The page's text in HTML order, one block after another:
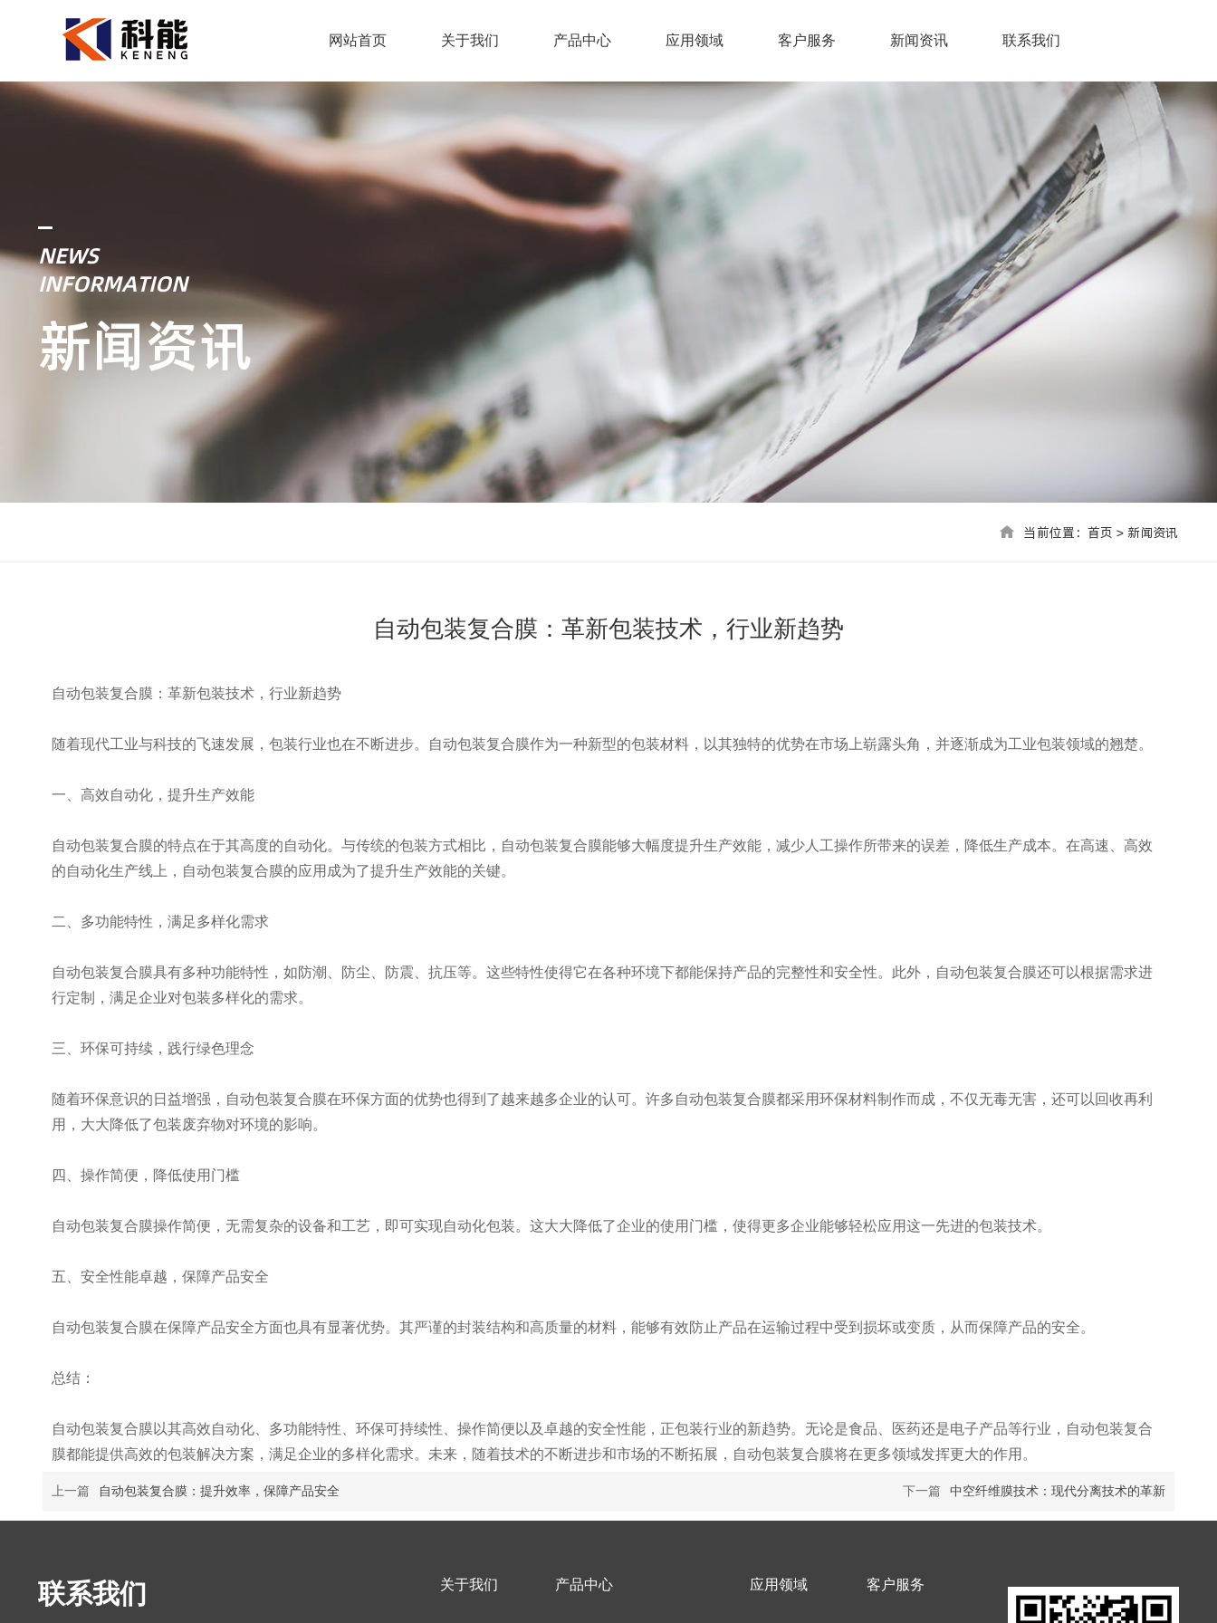
网站首页 关于我们 产品中心 应用领域 客户服务 新闻资讯 联系我们
NEWS
INFORMATION
新闻资讯
当前位置：首页 > 联系我们
当前位置： 首页 > 新闻资讯
自动包装复合膜：革新包装技术，行业新趋势
自动包装复合膜：革新包装技术，行业新趋势
随着现代工业与科技的飞速发展，包装行业也在不断进步。自动包装复合膜作为一种新型的包装材料，以其独特的优势在市场上崭露头角，并逐渐成为工业包装领域的翘楚。
一、高效自动化，提升生产效能
自动包装复合膜的特点在于其高度的自动化。与传统的包装方式相比，自动包装复合膜能够大幅度提升生产效能，减少人工操作所带来的误差，降低生产成本。在高速、高效
的自动化生产线上，自动包装复合膜的应用成为了提升生产效能的关键。
二、多功能特性，满足多样化需求
自动包装复合膜具有多种功能特性，如防潮、防尘、防震、抗压等。这些特性使得它在各种环境下都能保持产品的完整性和安全性。此外，自动包装复合膜还可以根据需求进
行定制，满足企业对包装多样化的需求。
三、环保可持续，践行绿色理念
随着环保意识的日益增强，自动包装复合膜在环保方面的优势也得到了越来越多企业的认可。许多自动包装复合膜都采用环保材料制作而成，不仅无毒无害，还可以回收再利
用，大大降低了包装废弃物对环境的影响。
四、操作简便，降低使用门槛
自动包装复合膜操作简便，无需复杂的设备和工艺，即可实现自动化包装。这大大降低了企业的使用门槛，使得更多企业能够轻松应用这一先进的包装技术。
五、安全性能卓越，保障产品安全
自动包装复合膜在保障产品安全方面也具有显著优势。其严谨的封装结构和高质量的材料，能够有效防止产品在运输过程中受到损坏或变质，从而保障产品的安全。
总结：
自动包装复合膜以其高效自动化、多功能特性、环保可持续性、操作简便以及卓越的安全性能，正包装行业的新趋势。无论是食品、医药还是电子产品等行业，自动包装复合
膜都能提供高效的包装解决方案，满足企业的多样化需求。未来，随着技术的不断进步和市场的不断拓展，自动包装复合膜将在更多领域发挥更大的作用。
上一篇 自动包装复合膜：提升效率，保障产品安全 下一篇 中空纤维膜技术：现代分离技术的革新
关于我们 产品中心 应用领域 客户服务
联系我们